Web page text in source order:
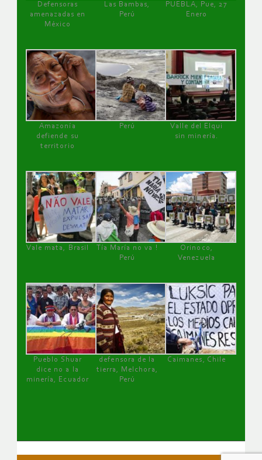
Defensoras
amenazadas en
México
Las Bambas,
Perú
PUEBLA, Pue, 27
Enero
Amazonía
defiende su
territorio
Perú
Valle del Elqui
sin minería.
Vale mata, Brasil
Tía María no va !
Perú
Orinoco,
Venezuela
Pueblo Shuar
dice no a la
minería, Ecuador
defensora de la
tierra, Melchora,
Perú
Caimanes, Chile